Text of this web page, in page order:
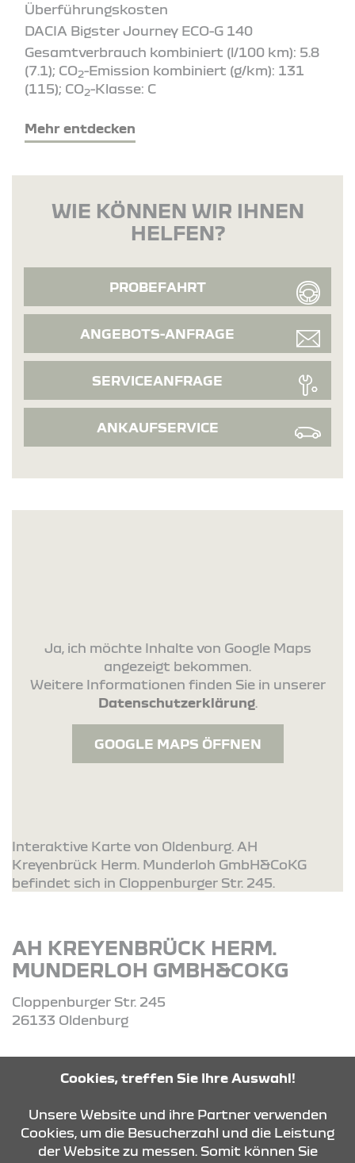
Überführungskosten
DACIA Bigster Journey ECO-G 140
Gesamtverbrauch kombiniert (l/100 km): 5.8
(7.1); CO2-Emission kombiniert (g/km): 131
(115); CO2-Klasse: C
Mehr entdecken
WIE KÖNNEN WIR IHNEN
HELFEN?
PROBEFAHRT
ANGEBOTS-ANFRAGE
SERVICEANFRAGE
ANKAUFSERVICE
Ja, ich möchte Inhalte von Google Maps
angezeigt bekommen.
Weitere Informationen finden Sie in unserer
Datenschutzerklärung.
GOOGLE MAPS ÖFFNEN
Interaktive Karte von Oldenburg. AH
Kreyenbrück Herm. Munderloh GmbH&CoKG
befindet sich in Cloppenburger Str. 245.
AH KREYENBRÜCK HERM.
MUNDERLOH GMBH&COKG
Cloppenburger Str. 245
26133 Oldenburg
ROUTE PLANEN
Cookies, treffen Sie Ihre Auswahl!
Unsere Website und ihre Partner verwenden
Cookies, um die Besucherzahl und die Leistung
der Website zu messen. Somit können Sie